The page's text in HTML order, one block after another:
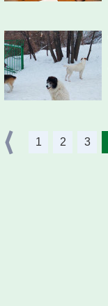
1 2 3